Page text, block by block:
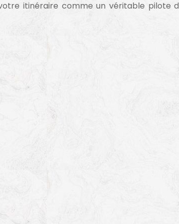
itinéraire comme un véritable pilote